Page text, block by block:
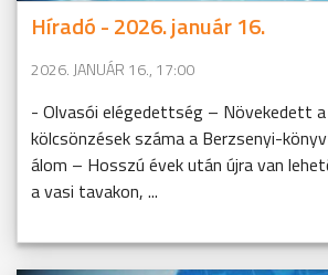
Híradó - 2026. január 16.
2026. JANUÁR 16., 17:00
- Olvasói elégedettség – Növekedett
kölcsönzések száma a Berzsenyi-
álom – Hosszú évek után újra van
a vasi tavakon, ...